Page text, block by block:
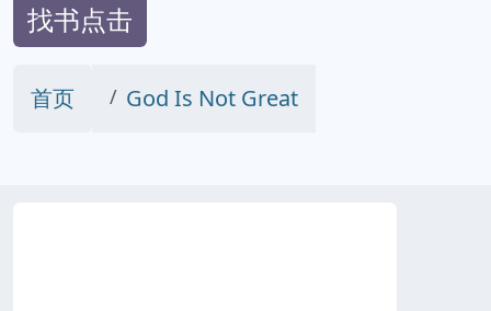
找书点击
首页 God Is Not Great